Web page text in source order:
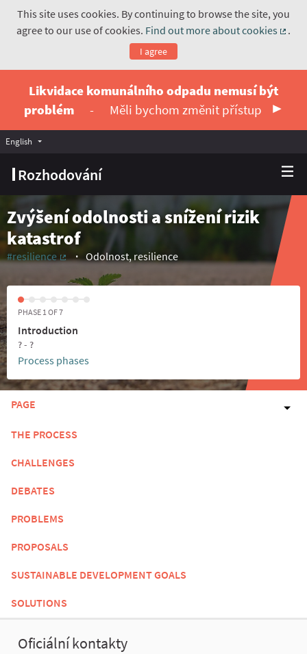
This site uses cookies. By continuing to browse the site, you
agree to our use of cookies. Find out more about cookies
.
I agree
Likvidace komunálního odpadu nemusí být
problém
- Měli bychom změnit přístup
Rozhodování
English Vyberte jazyk
Zvýšení odolnosti a snížení rizik
katastrof
#resilience
(External link)
Odolnost, resilience
PHASE 1 OF 7
Introduction
? - ?
Process phases
PAGE
THE PROCESS
CHALLENGES
DEBATES
PROBLEMS
PROPOSALS
SUSTAINABLE DEVELOPMENT GOALS
SOLUTIONS
Oficiální kontakty